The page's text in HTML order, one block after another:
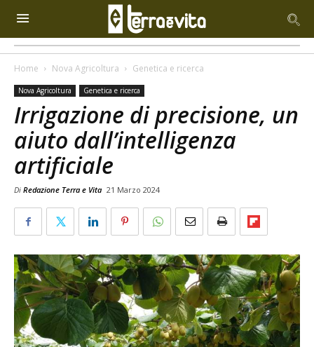
Home Nova Agricoltura Genetica e ricerca
Nova Agricoltura Genetica e ricerca
Irrigazione di precisione, un
aiuto dall’intelligenza
artificiale
Di Redazione Terra e Vita 21 Marzo 2024